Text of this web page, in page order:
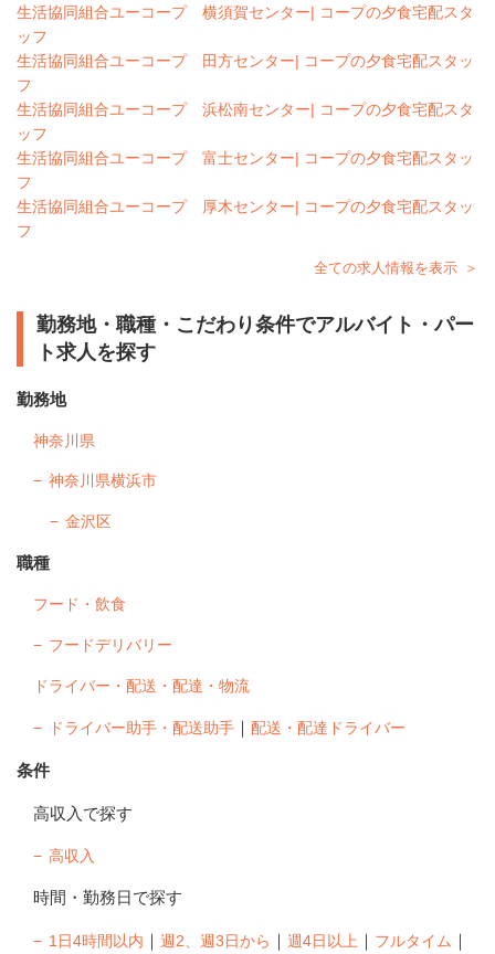
生活協同組合ユーコープ 横須賀センター| コープの夕食宅配スタ
ッフ
生活協同組合ユーコープ 田方センター| コープの夕食宅配スタッ
フ
生活協同組合ユーコープ 浜松南センター| コープの夕食宅配スタ
ッフ
生活協同組合ユーコープ 富士センター| コープの夕食宅配スタッ
フ
生活協同組合ユーコープ 厚木センター| コープの夕食宅配スタッ
フ
全ての求人情報を表示
勤務地・職種・こだわり条件でアルバイト・パー
ト求人を探す
勤務地
神奈川県
神奈川県横浜市
金沢区
職種
フード・飲食
フードデリバリー
ドライバー・配送・配達・物流
ドライバー助手・配送助手 ｜ 配送・配達ドライバー
条件
高収入で探す
高収入
時間・勤務日で探す
1日4時間以内 ｜ 週2、週3日から ｜ 週4日以上 ｜ フルタイム ｜